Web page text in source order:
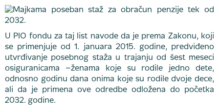
U PIO fondu za taj list navode da je prema Zakonu, koji
se primenjuje od 1. januara 2015. godine, predviđeno
utvrđivanje posebnog staža u trajanju od šest meseci
osiguranicama –ženama koje su rodile jedno dete,
odnosno godinu dana onima koje su rodile dvoje dece,
ali da je primena ove odredbe odložena do početka
2032. godine.